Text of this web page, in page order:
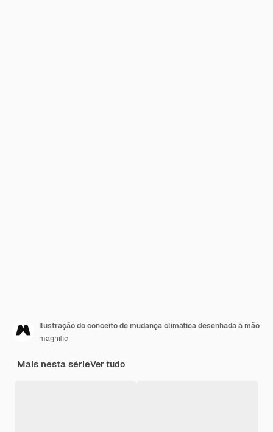
Ilustração do conceito de mudança climática desenhada à mão
magnific
Mais nesta sérieVer tudo